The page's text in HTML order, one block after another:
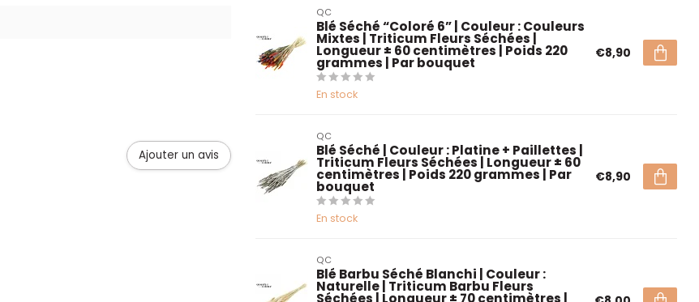
Ajouter un avis
QC
Blé Séché “Coloré 6” | Couleur : Couleurs
Mixtes | Triticum Fleurs Séchées |
Longueur ± 60 centimètres | Poids 220
grammes | Par bouquet
En stock
€8,90
QC
Blé Séché | Couleur : Platine + Paillettes |
Triticum Fleurs Séchées | Longueur ± 60
centimètres | Poids 220 grammes | Par
bouquet
En stock
€8,90
QC
Blé Barbu Séché Blanchi | Couleur :
Naturelle | Triticum Barbu Fleurs
Séchées | Longueur ± 70 centimètres |